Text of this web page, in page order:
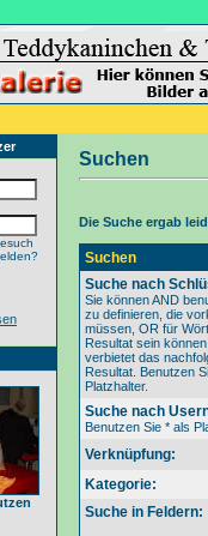
Suchen
Die Suche ergab
Suchen
Suche nach
Sie können AND
zu definieren, die
müssen, OR für
Resultat sein
verbietet das
Resultat. Benutzen
Platzhalter.
Suche nach
Benutzen Sie * als
Verknüpfung:
Kategorie:
Suche in Feldern: